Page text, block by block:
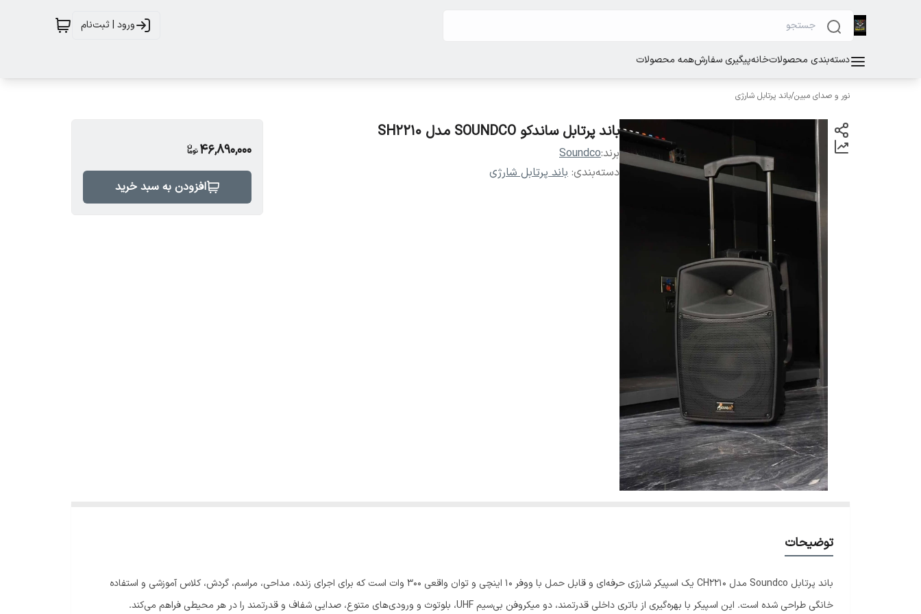
ورود | ثبت‌نام
دسته‌بندی محصولاتخانهپیگیری سفارشهمه محصولات
نور و صدای مبین/باند پرتابل شارژی
باند پرتابل ساندکو SOUNDCO مدل SH2210
برند:Soundco
دسته‌بندی: باند پرتابل شارژی
46,890,000
افزودن به سبد خرید
توضیحات
باند پرتابل Soundco مدل CH2210 یک اسپیکر شارژی حرفه‌ای و قابل حمل با ووفر 10 اینچی و توان واقعی 300 وات است که برای اجرای زنده، مداحی، مراسم، گردش، کلاس آموزشی و استفاده
خانگی طراحی شده است. این اسپیکر با بهره‌گیری از باتری داخلی قدرتمند، دو میکروفن بی‌سیم UHF، بلوتوث و ورودی‌های متنوع، صدایی شفاف و قدرتمند را در هر محیطی فراهم می‌کند.